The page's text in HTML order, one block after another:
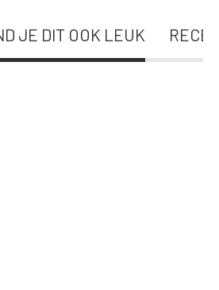
JE DIT OOK LEUK